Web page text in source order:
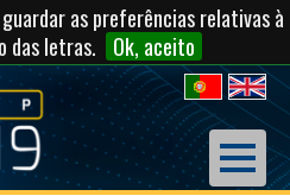
guardar as preferências relativas à
das letras.
Ok, aceito